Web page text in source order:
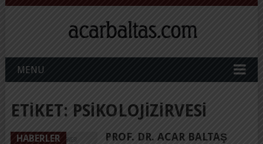
MENU
ETIKET: PSIKOLOJIZIRVESI
HABERLER
PROF. DR. ACAR BALTAŞ